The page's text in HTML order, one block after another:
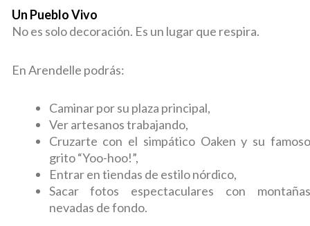
Un Pueblo Vivo
No es solo decoración. Es un lugar que respira.
En Arendelle podrás:
Caminar por su plaza principal,
Ver artesanos trabajando,
Cruzarte con el simpático Oaken y su famoso
grito “Yoo-hoo!”,
Entrar en tiendas de estilo nórdico,
Sacar fotos espectaculares con montañas
nevadas de fondo.